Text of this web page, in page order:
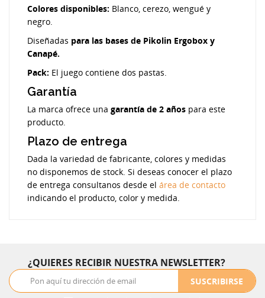
Colores disponibles: Blanco, cerezo, wengué y
negro.
Diseñadas para las bases de Pikolin Ergobox y
Canapé.
Pack: El juego contiene dos pastas.
Garantía
La marca ofrece una garantía de 2 años para este
producto.
Plazo de entrega
Dada la variedad de fabricante, colores y medidas
no disponemos de stock. Si deseas conocer el plazo
de entrega consultanos desde el área de contacto
indicando el producto, color y medida.
¿QUIERES RECIBIR NUESTRA NEWSLETTER?
SUSCRIBIRSE